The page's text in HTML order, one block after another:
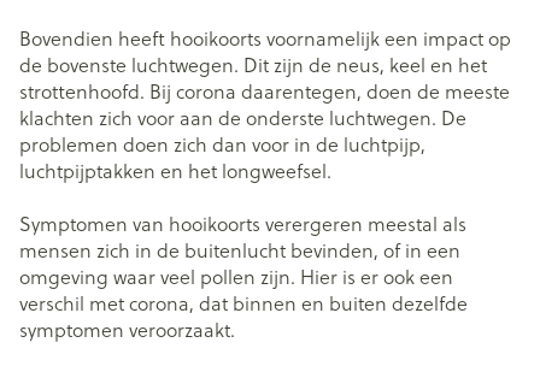
Bovendien heeft hooikoorts voornamelijk een impact op
de bovenste luchtwegen. Dit zijn de neus, keel en het
strottenhoofd. Bij corona daarentegen, doen de meeste
klachten zich voor aan de onderste luchtwegen. De
problemen doen zich dan voor in de luchtpijp,
luchtpijptakken en het longweefsel.
Symptomen van hooikoorts verergeren meestal als
mensen zich in de buitenlucht bevinden, of in een
omgeving waar veel pollen zijn. Hier is er ook een
verschil met corona, dat binnen en buiten dezelfde
symptomen veroorzaakt.